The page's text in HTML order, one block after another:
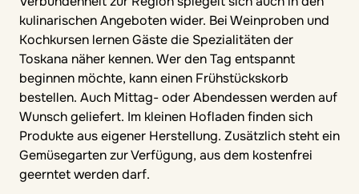
kulinarischen Angeboten wider. Bei Weinproben und
Kochkursen lernen Gäste die Spezialitäten der
Toskana näher kennen. Wer den Tag entspannt
beginnen möchte, kann einen Frühstückskorb
bestellen. Auch Mittag- oder Abendessen werden auf
Wunsch geliefert. Im kleinen Hofladen finden sich
Produkte aus eigener Herstellung. Zusätzlich steht ein
Gemüsegarten zur Verfügung, aus dem kostenfrei
geerntet werden darf.